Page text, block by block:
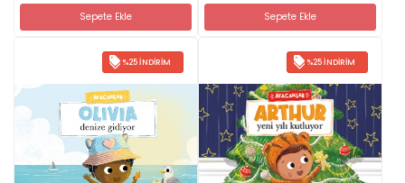
Sepete Ekle Sepete Ekle
%25 İNDIRIM %25 İNDIRIM